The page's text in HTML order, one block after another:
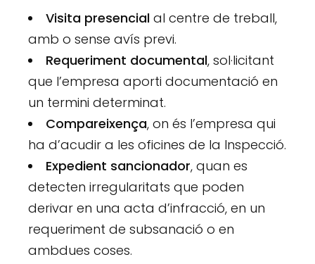
Visita presencial al centre de treball,
amb o sense avís previ.
Requeriment documental, sol·licitant
que l’empresa aporti documentació en
un termini determinat.
Compareixença, on és l’empresa qui
ha d’acudir a les oficines de la Inspecció.
Expedient sancionador, quan es
detecten irregularitats que poden
derivar en una acta d’infracció, en un
requeriment de subsanació o en
ambdues coses.